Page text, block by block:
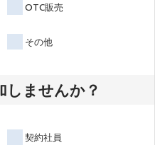
OTC販売
その他
しませんか？
契約社員